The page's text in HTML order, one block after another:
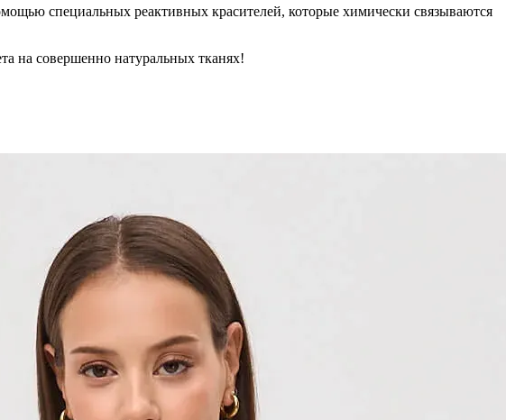
специальных реактивных красителей, которые химически связываются
на совершенно натуральных тканях!